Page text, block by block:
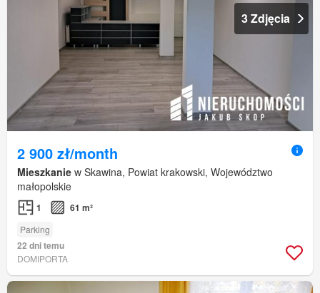
3 Zdjęcia
2 900 zł/month
Mieszkanie w Skawina, Powiat krakowski, Województwo
małopolskie
1 61 m²
Parking
22 dni temu
DOMIPORTA